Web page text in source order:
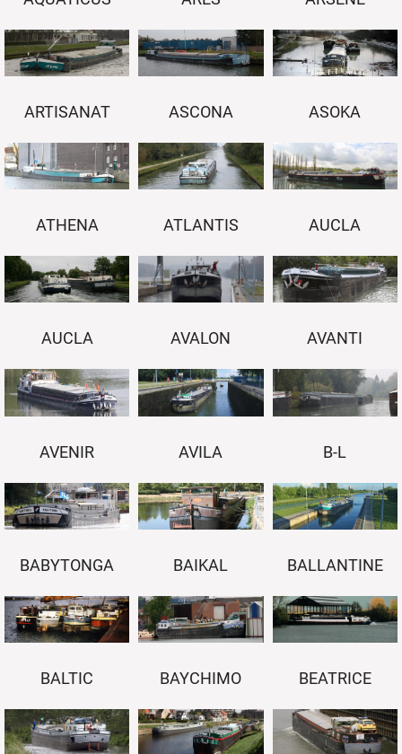
ARTISANAT ASCONA ASOKA
ATHENA ATLANTIS AUCLA
AUCLA AVALON AVANTI
AVENIR AVILA B-L
BABYTONGA BAIKAL BALLANTINE
BALTIC BAYCHIMO BEATRICE